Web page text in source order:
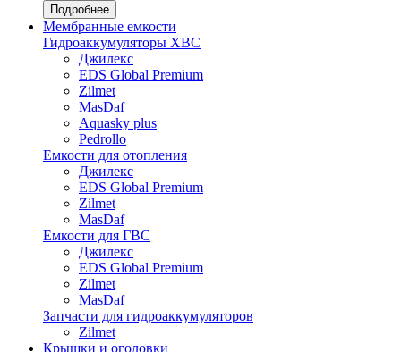
Подробнее
Мембранные емкости
Гидроаккумуляторы ХВС
Джилекс
EDS Global Premium
Zilmet
MasDaf
Aquasky plus
Pedrollo
Емкости для отопления
Джилекс
EDS Global Premium
Zilmet
MasDaf
Емкости для ГВС
Джилекс
EDS Global Premium
Zilmet
MasDaf
Запчасти для гидроаккумуляторов
Zilmet
Крышки и оголовки